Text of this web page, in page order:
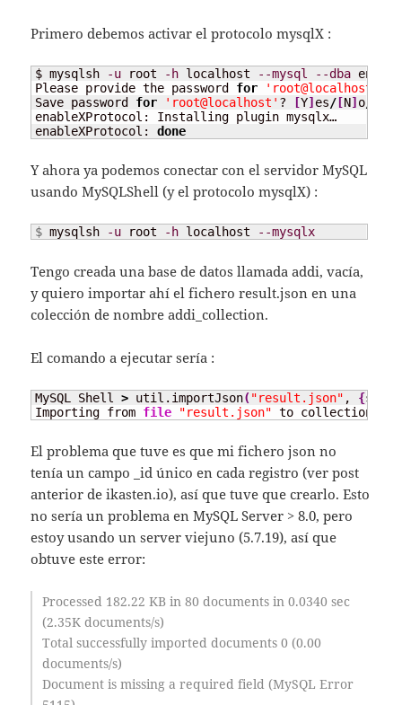
Primero debemos activar el protocolo mysqlX :
$ mysqlsh -u root -h localhost --mysql --dba
Please provide the password for 'root@localhost'
Save password for 'root@localhost' ? [Y]es/[N]o
enableXProtocol: Installing plugin mysqlx…
enableXProtocol: done
Y ahora ya podemos conectar con el servidor MySQL
usando MySQLShell (y el protocolo mysqlX) :
$ mysqlsh -u root -h localhost --mysqlx
Tengo creada una base de datos llamada addi, vacía,
y quiero importar ahí el fichero result.json en una
colección de nombre addi_collection.
El comando a ejecutar sería :
MySQL Shell > util.importJson( "result.json" , {
Importing from file "result.json" to collection
El problema que tuve es que mi fichero json no
tenía un campo _id único en cada registro (ver post
anterior de ikasten.io), así que tuve que crearlo. Esto
no sería un problema en MySQL Server > 8.0, pero
estoy usando un server viejuno (5.7.19), así que
obtuve este error:
Processed 182.22 KB in 80 documents in 0.0340 sec
(2.35K documents/s)
Total successfully imported documents 0 (0.00
documents/s)
Document is missing a required field (MySQL Error